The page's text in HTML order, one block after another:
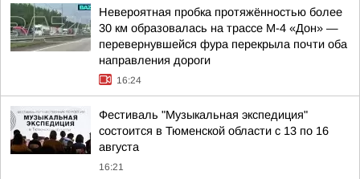
Невероятная пробка протяжённостью более
30 км образовалась на трассе М-4 «Дон» —
перевернувшейся фура перекрыла почти оба
направления дороги
16:24
Фестиваль "Музыкальная экспедиция"
состоится в Тюменской области с 13 по 16
августа
16:21